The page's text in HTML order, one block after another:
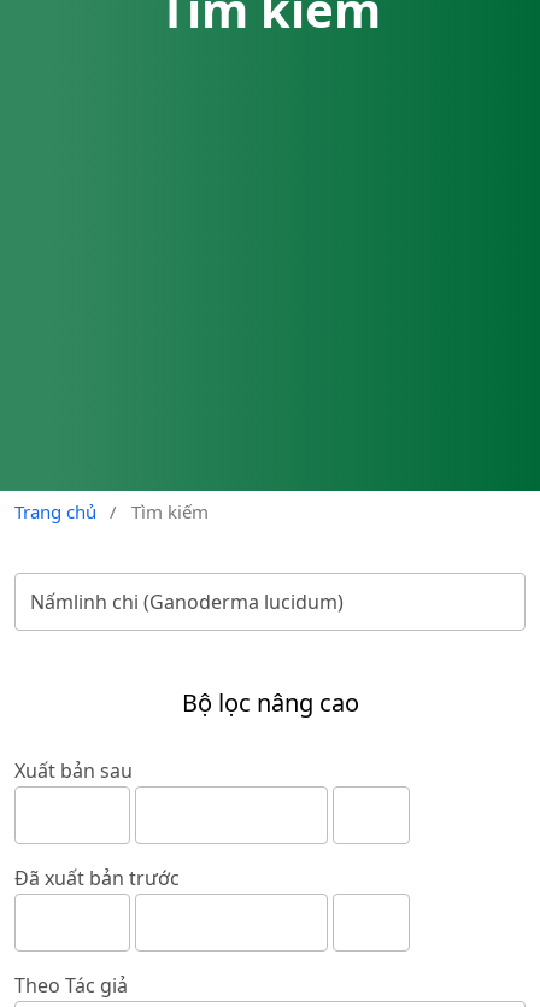
Trang chủ / Tìm kiếm
Bộ lọc nâng cao
Xuất bản sau
Đã xuất bản trước
Theo Tác giả